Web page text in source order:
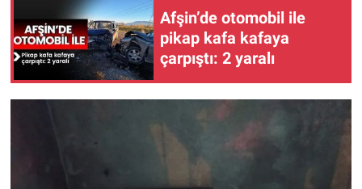
Afşin’de otomobil ile
pikap kafa kafaya
çarpıştı: 2 yaralı
HABERDE İNSAN
EĞİTİM